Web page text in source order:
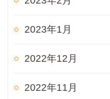
2023年1月
2022年12月
2022年11月